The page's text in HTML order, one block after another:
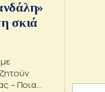
σκιά
– Ποια